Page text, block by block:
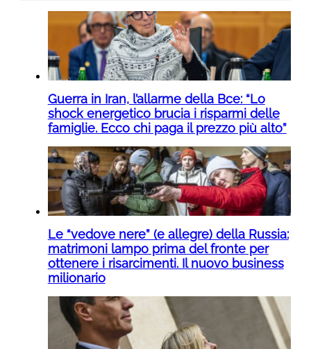
Guerra in Iran, l’allarme della Bce: “Lo
shock energetico brucia i risparmi delle
famiglie. Ecco chi paga il prezzo più alto”
Le “vedove nere” (e allegre) della Russia:
matrimoni lampo prima del fronte per
ottenere i risarcimenti. Il nuovo business
milionario